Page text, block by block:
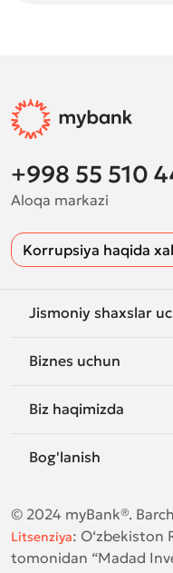
+998 55 510
Aloqa markazi
Korrupsiya haqida
Jismoniy shaxslar
Biznes uchun
Biz haqimizda
Bog'lanish
© 2024 myBank®.
Litsenziya: O‘zbekiston
tomonidan “Madad